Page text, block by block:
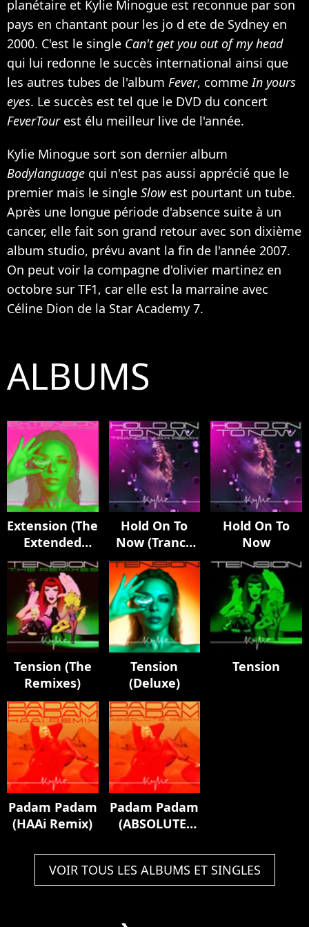
planétaire et Kylie Minogue est reconnue par son
pays en chantant pour les jo d ete de Sydney en
2000. C'est le single Can't get you out of my head
qui lui redonne le succès international ainsi que
les autres tubes de l'album Fever, comme In yours
eyes. Le succès est tel que le DVD du concert
FeverTourest élu meilleur live de l'année.
Kylie Minogue sort son dernier album
Bodylanguage qui n'est pas aussi apprécié que le
premier mais le single Slowest pourtant un tube.
Après une longue période d'absence suite à un
cancer, elle fait son grand retour avec son dixième
album studio, prévu avant la fin de l'année 2007.
On peut voir la compagne d'olivier martinez en
octobre sur TF1, car elle est la marraine avec
Céline Dion de la Star Academy 7.
ALBUMS
Extension (The
Extended
Mixes)
Hold On To
Now (Trance
Wax Remix)
Hold On To
Now
Tension (The
Remixes)
Tension
(Deluxe)
Tension
Padam Padam
(HAAi Remix)
Padam Padam
(ABSOLUTE.
Weekend
Remix)
VOIR TOUS LES ALBUMS ET SINGLES